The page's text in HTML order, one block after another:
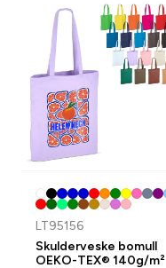
LT95156
Skulderveske bomull
OEKO-TEX® 140g/m²